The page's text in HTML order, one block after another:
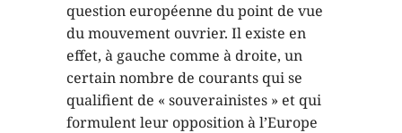
question européenne du point de vue
du mouvement ouvrier. Il existe en
effet, à gauche comme à droite, un
certain nombre de courants qui se
qualifient de « souverainistes » et qui
formulent leur opposition à l’Europe